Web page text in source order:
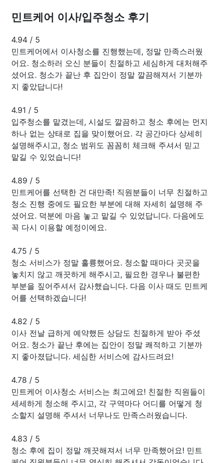
민트케어 이사/입주청소 후기
4.94 / 5
민트케어에서 이사청소를 진행했는데, 정말 만족스러웠
어요. 청소하러 오신 분들이 친절하고 세심하게 대처해주
셨어요. 청소가 끝난 후 집안이 정말 깔끔해져서 기분까
지 좋았답니다!
4.91 / 5
입주청소를 맡겼는데, 시설도 깔끔하고 청소 후에는 먼지
하나 없는 상태로 집을 맞이했어요. 각 공간마다 상세히
설명해주시고, 청소 범위도 꼼꼼히 체크해 주셔서 믿고
맡길 수 있었습니다!
4.89 / 5
민트케어를 선택한 건 대만족! 직원분들이 너무 친절하고
청소 진행 중에도 필요한 부분에 대해 자세히 설명해 주
셨어요. 덕분에 마음 놓고 맡길 수 있었답니다. 다음에도
꼭 다시 이용할 예정이에요.
4.75 / 5
청소 서비스가 정말 훌륭했어요. 청소할 때마다 곳곳을
놓치지 않고 깨끗하게 해주시고, 필요한 경우나 불편한
부분을 짚어주셔서 감사했습니다. 다음 이사 때도 민트케
어를 선택하겠습니다!
4.82 / 5
이사 전날 급하게 예약했든 상담도 친절하게 받아 주셨
어요. 청소가 끝난 후에는 집안이 정말 쾌적하고 기분까
지 좋아졌답니다. 세심한 서비스에 감사드려요!
4.78 / 5
민트케어 이사청소 서비스는 최고에요! 친절한 직원들이
세세하게 청소해 주시고, 각 구역마다 어디를 어떻게 청
소할지 설명해 주셔서 너무나도 만족스러웠습니다.
4.83 / 5
청소 후에 집이 정말 깨끗해져서 너무 만족했어요! 민트